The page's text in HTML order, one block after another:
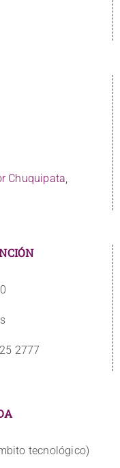
Chuquipata,
2777
tecnológico)